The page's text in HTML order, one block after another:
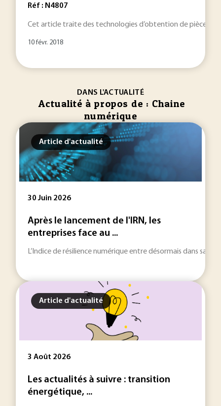
Réf : N4807
Cet article traite des technologies d’obtention de pièces
10 févr. 2018
DANS L'ACTUALITÉ
Actualité à propos de : Chaine
numérique
Article d'actualité
30 Juin 2026
Après le lancement de l'IRN, les
entreprises face au ...
L’Indice de résilience numérique entre désormais dans sa
Article d'actualité
3 Août 2026
Les actualités à suivre : transition
énergétique, ...